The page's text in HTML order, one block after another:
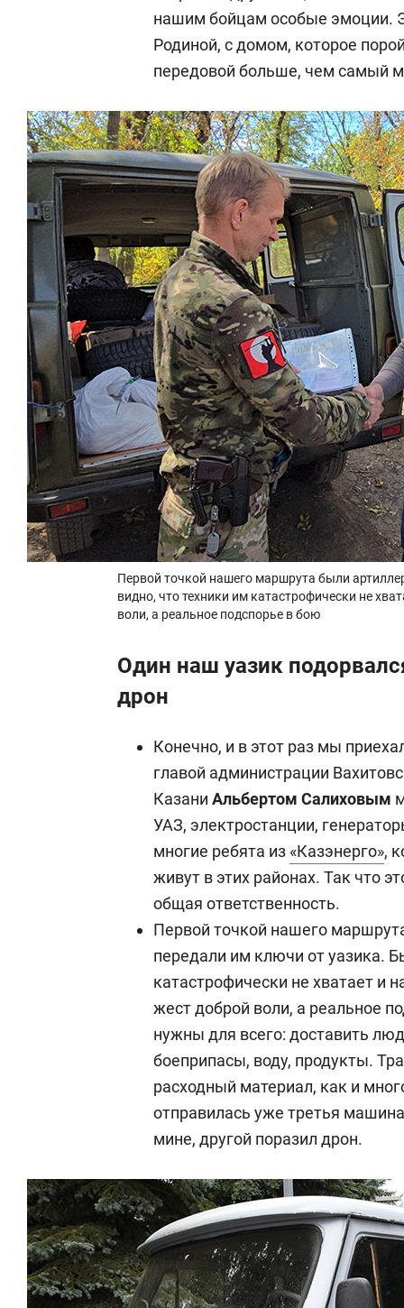
нашим бойцам особые эмоции.
Родиной, с домом, которое
передовой больше, чем самый
Первой точкой нашего маршрута были
видно, что техники им катастрофически не
воли, а реальное подспорье в бою
Один наш уазик
дрон
Конечно, и в этот раз мы
главой администрации
Казани Альбертом Салиховым
УАЗ, электростанции,
многие ребята из «Казэнерго»,
живут в этих районах. Так что
общая ответственность.
Первой точкой нашего
передали им ключи от уазика.
катастрофически не хватает и
жест доброй воли, а реальное
нужны для всего: доставить
боеприпасы, воду, продукты.
расходный материал, как и
отправилась уже третья
мине, другой поразил дрон.